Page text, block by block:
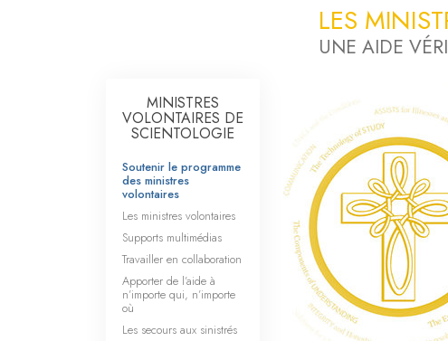
LES
UNE AIDE
MINISTRES
VOLONTAIRES DE
SCIENTOLOGIE
Soutenir le programme
des ministres
volontaires
Les ministres volontaires
Supports multimédias
Travailler en collaboration
Apporter de l’aide à
n’importe qui, n’importe
où
Les secours aux sinistrés